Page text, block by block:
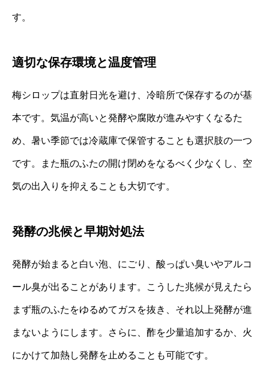
す。
適切な保存環境と温度管理
梅シロップは直射日光を避け、冷暗所で保存するのが基
本です。気温が高いと発酵や腐敗が進みやすくなるた
め、暑い季節では冷蔵庫で保管することも選択肢の一つ
です。また瓶のふたの開け閉めをなるべく少なくし、空
気の出入りを抑えることも大切です。
発酵の兆候と早期対処法
発酵が始まると白い泡、にごり、酸っぱい臭いやアルコ
ール臭が出ることがあります。こうした兆候が見えたら
まず瓶のふたをゆるめてガスを抜き、それ以上発酵が進
まないようにします。さらに、酢を少量追加するか、火
にかけて加熱し発酵を止めることも可能です。